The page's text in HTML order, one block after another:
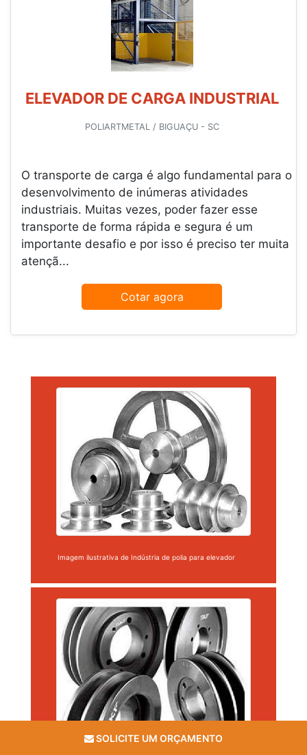
ELEVADOR DE CARGA INDUSTRIAL
POLIARTMETAL / BIGUAÇU - SC
O transporte de carga é algo fundamental para o
desenvolvimento de inúmeras atividades
industriais. Muitas vezes, poder fazer esse
transporte de forma rápida e segura é um
importante desafio e por isso é preciso ter muita
atençã...
Cotar agora
Imagem ilustrativa de Indústria de polia para elevador
SOLICITE UM ORÇAMENTO